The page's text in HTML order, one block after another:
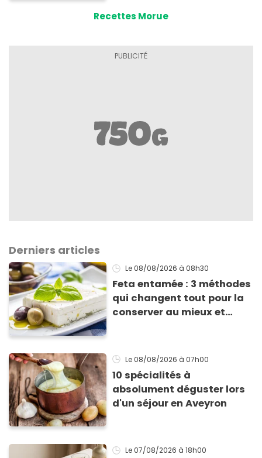
Recettes Morue
Derniers articles
Le 08/08/2026 à 08h30
Feta entamée : 3 méthodes
qui changent tout pour la
conserver au mieux et
Le 08/08/2026 à 07h00
10 spécialités à
absolument déguster lors
d'un séjour en Aveyron
Le 07/08/2026 à 18h00